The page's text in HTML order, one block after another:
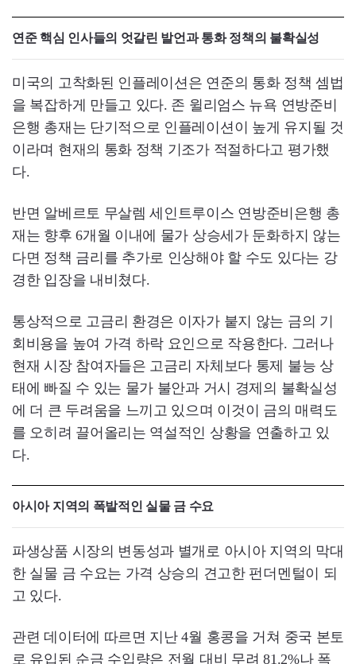
연준 핵심 인사들의 엇갈린 발언과 통화 정책의 불확실성
미국의 고착화된 인플레이션은 연준의 통화 정책 셈법
을 복잡하게 만들고 있다. 존 윌리엄스 뉴욕 연방준비
은행 총재는 단기적으로 인플레이션이 높게 유지될 것
이라며 현재의 통화 정책 기조가 적절하다고 평가했
다.
반면 알베르토 무살렘 세인트루이스 연방준비은행 총
재는 향후 6개월 이내에 물가 상승세가 둔화하지 않는
다면 정책 금리를 추가로 인상해야 할 수도 있다는 강
경한 입장을 내비쳤다.
통상적으로 고금리 환경은 이자가 붙지 않는 금의 기
회비용을 높여 가격 하락 요인으로 작용한다. 그러나
현재 시장 참여자들은 고금리 자체보다 통제 불능 상
태에 빠질 수 있는 물가 불안과 거시 경제의 불확실성
에 더 큰 두려움을 느끼고 있으며 이것이 금의 매력도
를 오히려 끌어올리는 역설적인 상황을 연출하고 있
다.
아시아 지역의 폭발적인 실물 금 수요
파생상품 시장의 변동성과 별개로 아시아 지역의 막대
한 실물 금 수요는 가격 상승의 견고한 펀더멘털이 되
고 있다.
관련 데이터에 따르면 지난 4월 홍콩을 거쳐 중국 본토
로 유입된 순금 수입량은 전월 대비 무려 81.2%나 폭